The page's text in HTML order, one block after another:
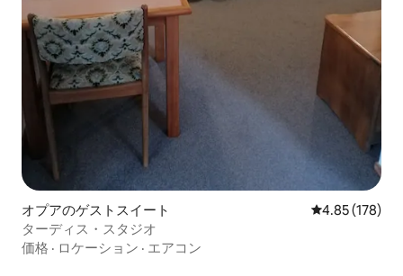
オプアのゲストスイート レビュー178
4.85 (178)
ターディス・スタジオ
価格 · ロケーション · エアコン